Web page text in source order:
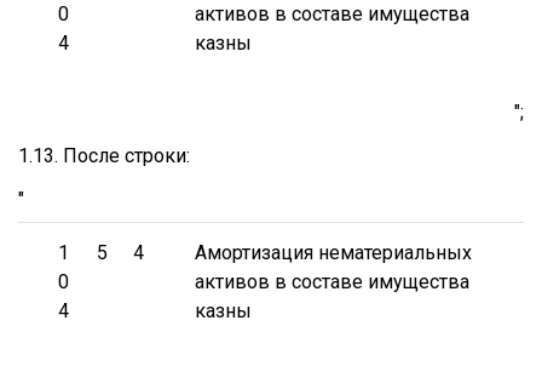
0
4
активов в составе имущества
казны
";
1.13. После строки:
"
1
0
4
5 4
Амортизация нематериальных
активов в составе имущества
казны